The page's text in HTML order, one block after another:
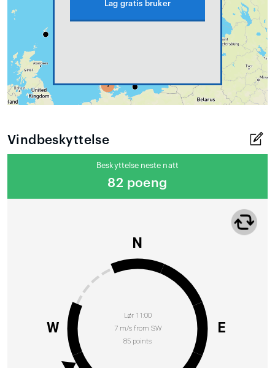
Lag gratis bruker
Vindbeskyttelse
Beskyttelse neste natt
82 poeng
Lør 11:00
7 m/s from SW
85 points
N
E
W